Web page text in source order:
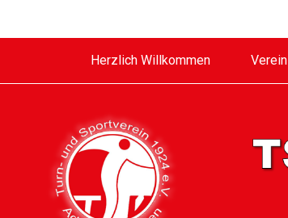
Herzlich Willkommen Verein